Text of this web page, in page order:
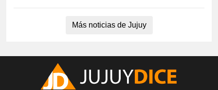
Más noticias de Jujuy